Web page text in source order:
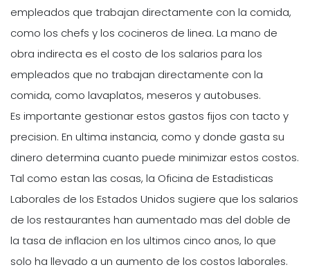
empleados que trabajan directamente con la comida,
como los chefs y los cocineros de linea. La mano de
obra indirecta es el costo de los salarios para los
empleados que no trabajan directamente con la
comida, como lavaplatos, meseros y autobuses.
Es importante gestionar estos gastos fijos con tacto y
precision. En ultima instancia, como y donde gasta su
dinero determina cuanto puede minimizar estos costos.
Tal como estan las cosas, la Oficina de Estadisticas
Laborales de los Estados Unidos sugiere que los salarios
de los restaurantes han aumentado mas del doble de
la tasa de inflacion en los ultimos cinco anos, lo que
solo ha llevado a un aumento de los costos laborales.